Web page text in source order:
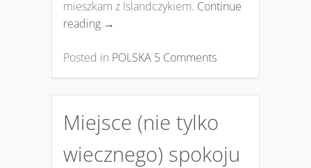
mieszkam z Islandczykiem. Continue
reading →
Posted in POLSKA 5 Comments
Miejsce (nie tylko
wiecznego) spokoju